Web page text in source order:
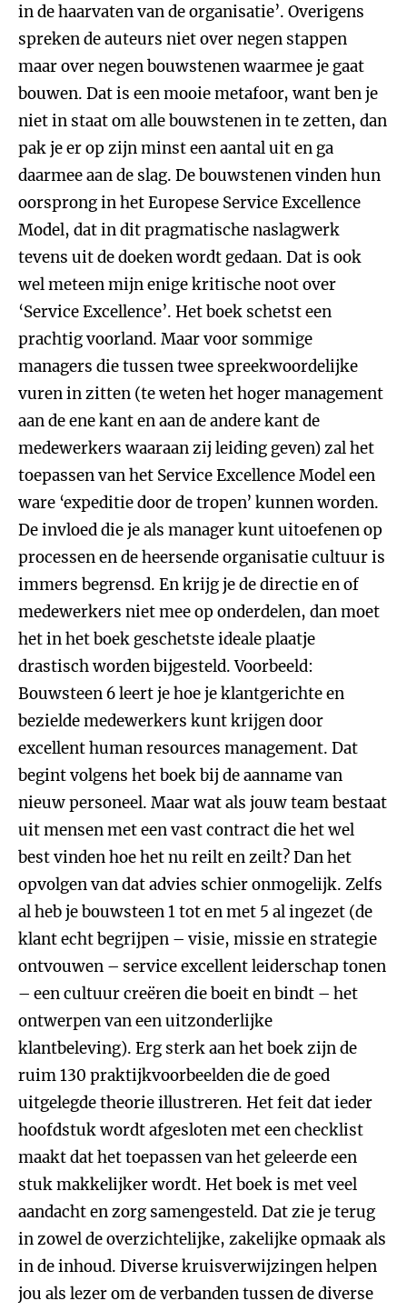
in de haarvaten van de organisatie’. Overigens
spreken de auteurs niet over negen stappen
maar over negen bouwstenen waarmee je gaat
bouwen. Dat is een mooie metafoor, want ben je
niet in staat om alle bouwstenen in te zetten, dan
pak je er op zijn minst een aantal uit en ga
daarmee aan de slag. De bouwstenen vinden hun
oorsprong in het Europese Service Excellence
Model, dat in dit pragmatische naslagwerk
tevens uit de doeken wordt gedaan. Dat is ook
wel meteen mijn enige kritische noot over
‘Service Excellence’. Het boek schetst een
prachtig voorland. Maar voor sommige
managers die tussen twee spreekwoordelijke
vuren in zitten (te weten het hoger management
aan de ene kant en aan de andere kant de
medewerkers waaraan zij leiding geven) zal het
toepassen van het Service Excellence Model een
ware ‘expeditie door de tropen’ kunnen worden.
De invloed die je als manager kunt uitoefenen op
processen en de heersende organisatie cultuur is
immers begrensd. En krijg je de directie en of
medewerkers niet mee op onderdelen, dan moet
het in het boek geschetste ideale plaatje
drastisch worden bijgesteld. Voorbeeld:
Bouwsteen 6 leert je hoe je klantgerichte en
bezielde medewerkers kunt krijgen door
excellent human resources management. Dat
begint volgens het boek bij de aanname van
nieuw personeel. Maar wat als jouw team bestaat
uit mensen met een vast contract die het wel
best vinden hoe het nu reilt en zeilt? Dan het
opvolgen van dat advies schier onmogelijk. Zelfs
al heb je bouwsteen 1 tot en met 5 al ingezet (de
klant echt begrijpen – visie, missie en strategie
ontvouwen – service excellent leiderschap tonen
– een cultuur creëren die boeit en bindt – het
ontwerpen van een uitzonderlijke
klantbeleving). Erg sterk aan het boek zijn de
ruim 130 praktijkvoorbeelden die de goed
uitgelegde theorie illustreren. Het feit dat ieder
hoofdstuk wordt afgesloten met een checklist
maakt dat het toepassen van het geleerde een
stuk makkelijker wordt. Het boek is met veel
aandacht en zorg samengesteld. Dat zie je terug
in zowel de overzichtelijke, zakelijke opmaak als
in de inhoud. Diverse kruisverwijzingen helpen
jou als lezer om de verbanden tussen de diverse